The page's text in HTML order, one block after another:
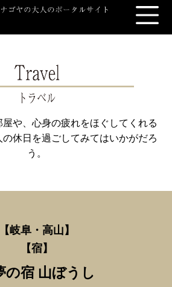
や、心身の疲れをほぐしてくれる
の休日を過ごしてみてはいかがだろ
う。
【岐阜・高山】
【宿】
の宿 山ぼうし